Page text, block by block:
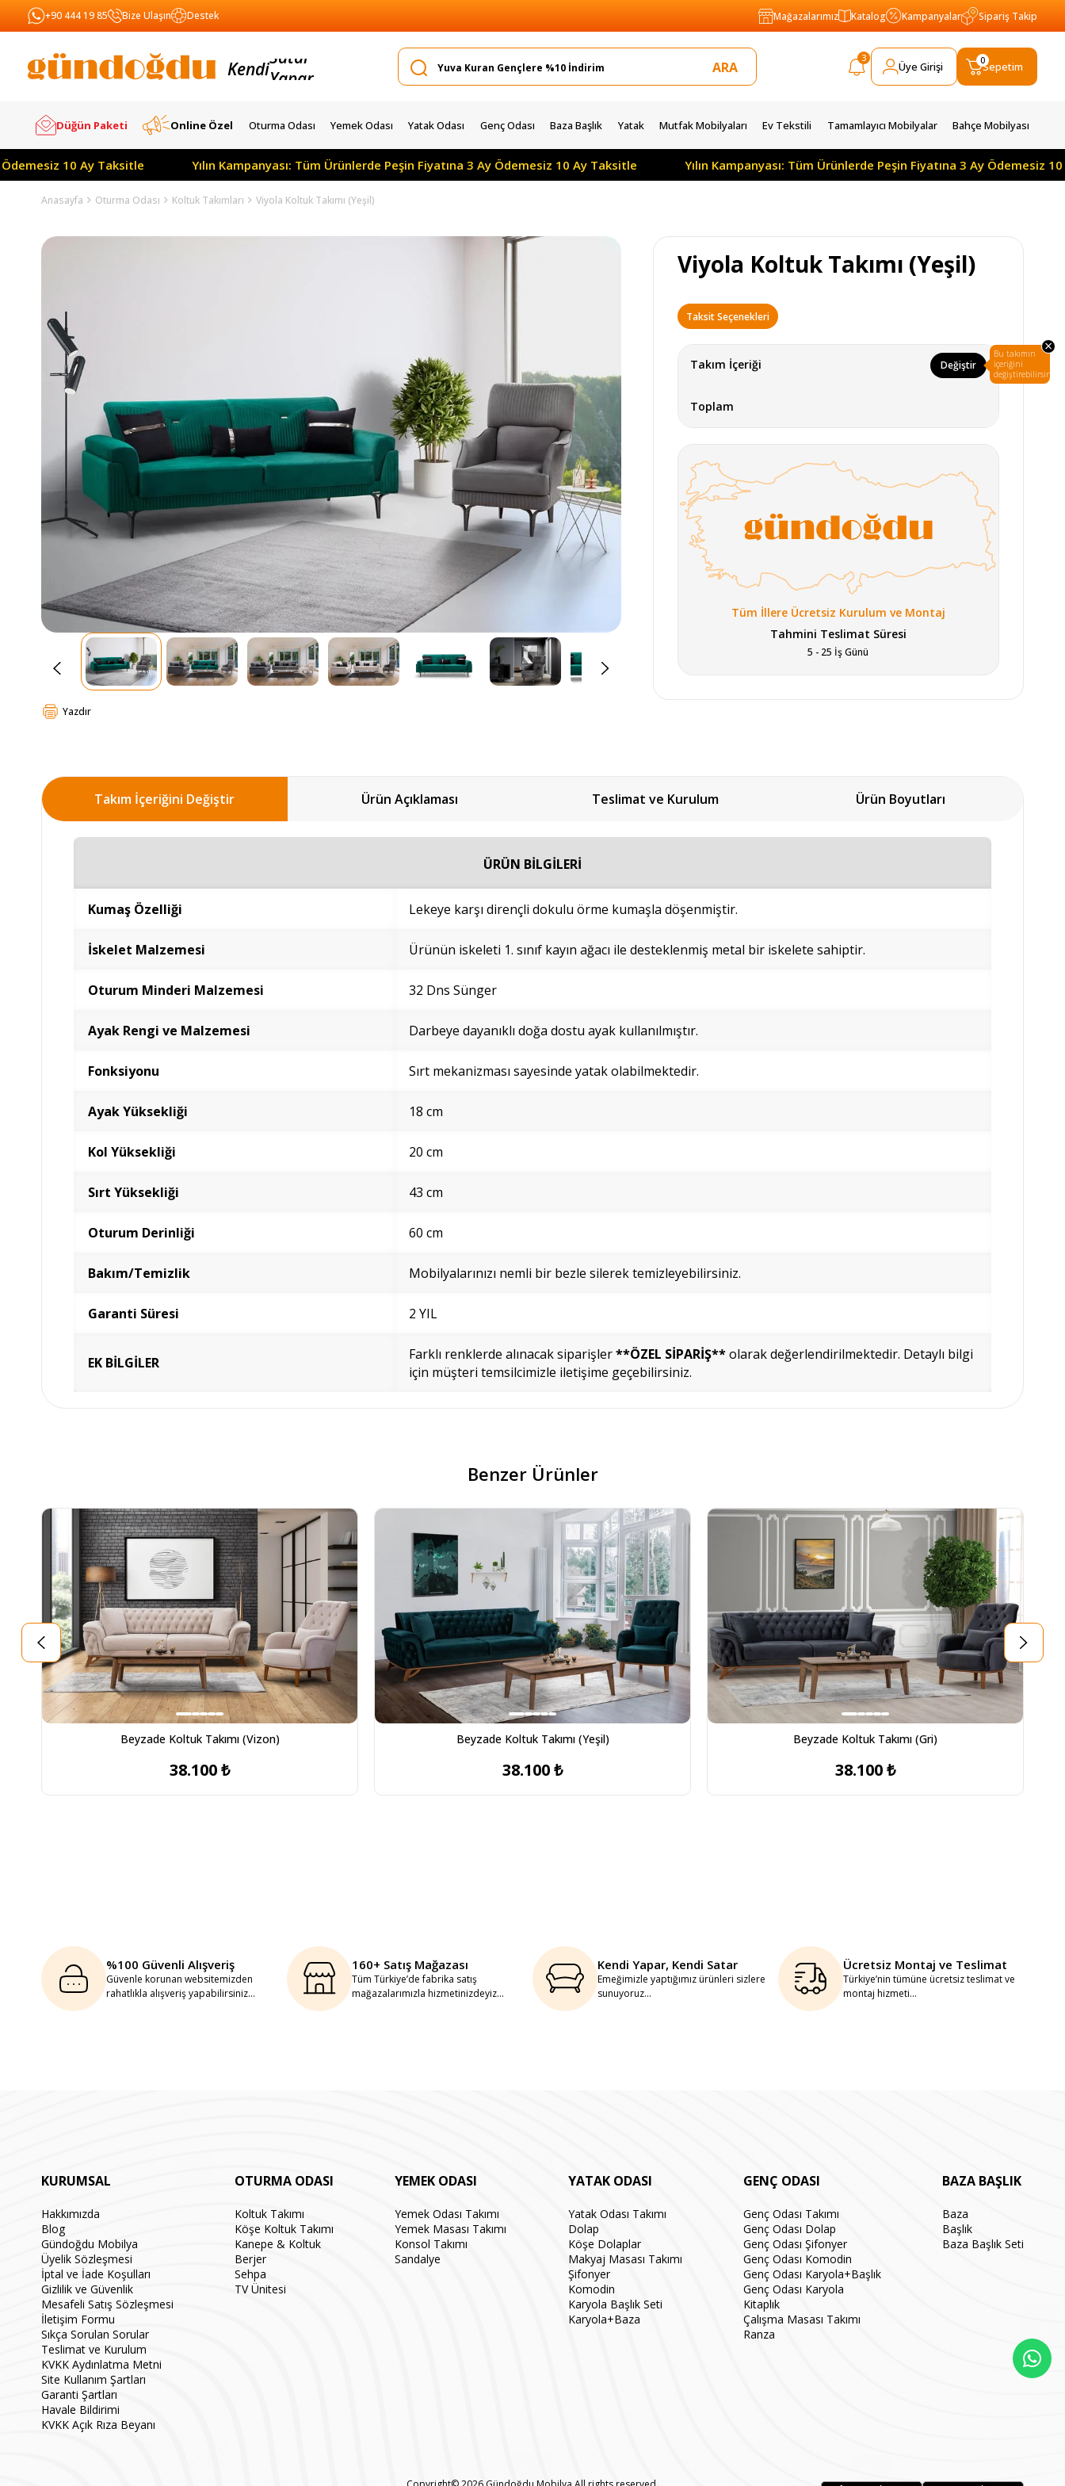
+90 444 19 85 Bize Ulaşın Destek Mağazalarımız Katalog Kampanyalar Sipariş Takip
KendiYapar
3
Üye Girişi Sepetim
0
Düğün Paketi Online Özel Oturma Odası Yemek Odası Yatak Odası Genç Odası Baza Başlık Yatak Mutfak Mobilyaları Ev Tekstili Tamamlayıcı Mobilyalar Bahçe Mobilyası
10 Ay Taksitle Yılın Kampanyası: Tüm Ürünlerde Peşin Fiyatına 3 Ay Ödemesiz 10 Ay Taksitle Yılın Kampanyası: Tüm Ürünlerde Peşin Fiyatına 3 Ay Ödemesiz 10 Ay
Anasayfa Oturma Odası Koltuk Takımları Viyola Koltuk Takımı (Yeşil)
Yazdır
Viyola Koltuk Takımı (Yeşil)
Taksit Seçenekleri
Takım İçeriği Değiştir
×
Bu takımın
içeriğini
değiştirebilirsin.
Toplam
Tüm İllere Ücretsiz Kurulum ve Montaj
Tahmini Teslimat Süresi
5 - 25 İş Günü
Takım İçeriğini Değiştir Ürün Açıklaması Teslimat ve Kurulum Ürün Boyutları
ÜRÜN BİLGİLERİ
Kumaş Özelliği Lekeye karşı dirençli dokulu örme kumaşla döşenmiştir.
İskelet Malzemesi Ürünün iskeleti 1. sınıf kayın ağacı ile desteklenmiş metal bir iskelete sahiptir.
Oturum Minderi Malzemesi 32 Dns Sünger
Ayak Rengi ve Malzemesi Darbeye dayanıklı doğa dostu ayak kullanılmıştır.
Fonksiyonu Sırt mekanizması sayesinde yatak olabilmektedir.
Ayak Yüksekliği 18 cm
Kol Yüksekliği 20 cm
Sırt Yüksekliği 43 cm
Oturum Derinliği 60 cm
Bakım/Temizlik Mobilyalarınızı nemli bir bezle silerek temizleyebilirsiniz.
Garanti Süresi 2 YIL
EK BİLGİLER Farklı renklerde alınacak siparişler**ÖZEL SİPARİŞ**olarak değerlendirilmektedir. Detaylı bilgi
için müşteri temsilcimizle iletişime geçebilirsiniz.
Benzer Ürünler
Beyzade Koltuk Takımı (Vizon)
38.100 ₺
Beyzade Koltuk Takımı (Yeşil)
38.100 ₺
Beyzade Koltuk Takımı (Gri)
38.100 ₺
%100 Güvenli Alışveriş
Güvenle korunan websitemizden
rahatlıkla alışveriş yapabilirsiniz...
160+ Satış Mağazası
Tüm Türkiye’de fabrika satış
mağazalarımızla hizmetinizdeyiz...
Kendi Yapar, Kendi Satar
Emeğimizle yaptığımız ürünleri sizlere
sunuyoruz...
Ücretsiz Montaj ve Teslimat
Türkiye’nin tümüne ücretsiz teslimat ve
montaj hizmeti...
KURUMSAL
Hakkımızda
Blog
Gündoğdu Mobilya
Üyelik Sözleşmesi
İptal ve İade Koşulları
Gizlilik ve Güvenlik
Mesafeli Satış Sözleşmesi
İletişim Formu
Sıkça Sorulan Sorular
Teslimat ve Kurulum
KVKK Aydınlatma Metni
Site Kullanım Şartları
Garanti Şartları
Havale Bildirimi
KVKK Açık Rıza Beyanı
OTURMA ODASI
Koltuk Takımı
Köşe Koltuk Takımı
Kanepe & Koltuk
Berjer
Sehpa
TV Ünitesi
YEMEK ODASI
Yemek Odası Takımı
Yemek Masası Takımı
Konsol Takımı
Sandalye
YATAK ODASI
Yatak Odası Takımı
Dolap
Köşe Dolaplar
Makyaj Masası Takımı
Şifonyer
Komodin
Karyola Başlık Seti
Karyola+Baza
GENÇ ODASI
Genç Odası Takımı
Genç Odası Dolap
Genç Odası Şifonyer
Genç Odası Komodin
Genç Odası Karyola+Başlık
Genç Odası Karyola
Kitaplık
Çalışma Masası Takımı
Ranza
BAZA BAŞLIK
Baza
Başlık
Baza Başlık Seti